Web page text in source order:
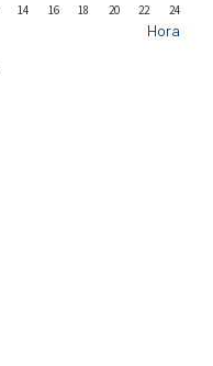
Hora
14 16 18 20 22 24